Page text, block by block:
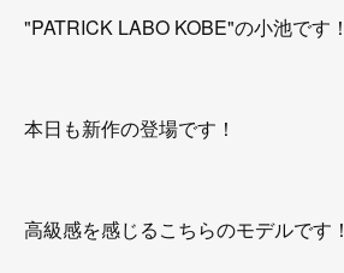
"PATRICK LABO KOBE"の小池です！
本日も新作の登場です！
高級感を感じるこちらのモデルです！